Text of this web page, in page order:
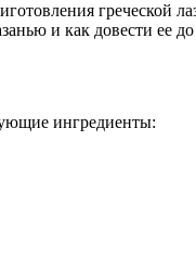
греческой
и как довести ее
ингредиенты: